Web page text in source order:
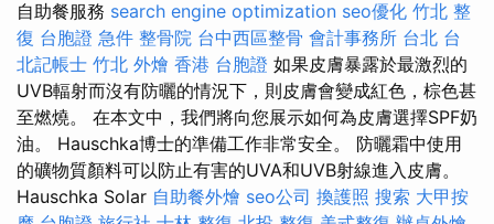
自助餐服務 search engine optimization seo優化 竹北 整
復 台胞證 急件 整骨院 台中西區整骨 會計事務所 台北 台
北記帳士 竹北 外燴 香港 台胞證 如果皮膚暴露於最激烈的
UVB輻射而沒有防曬的情況下，則皮膚會變成紅色，棕色甚
至燃燒。 在本文中，我們將向您展示如何為皮膚選擇SPF奶
油。 Hauschka博士的準備工作非常安全。 防曬霜中使用
的礦物質顏料可以防止有害的UVA和UVB射線進入皮膚。
Hauschka Solar 自助餐外燴 seo公司 換護照 搜索 大甲按